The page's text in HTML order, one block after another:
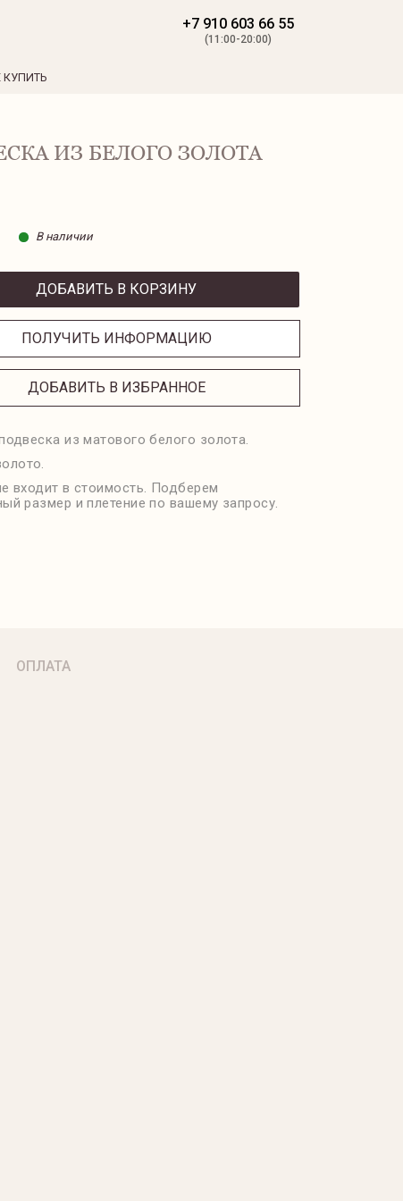
+7 910 603 66 55
(11:00-20:00)
КУПИТЬ
ИЗ БЕЛОГО ЗОЛОТА
В наличии
ДОБАВИТЬ В КОРЗИНУ
ПОЛУЧИТЬ ИНФОРМАЦИЮ
ДОБАВИТЬ В ИЗБРАННОЕ
из матового белого золота.
входит в стоимость. Подберем
размер и плетение по вашему запросу.
ОПЛАТА